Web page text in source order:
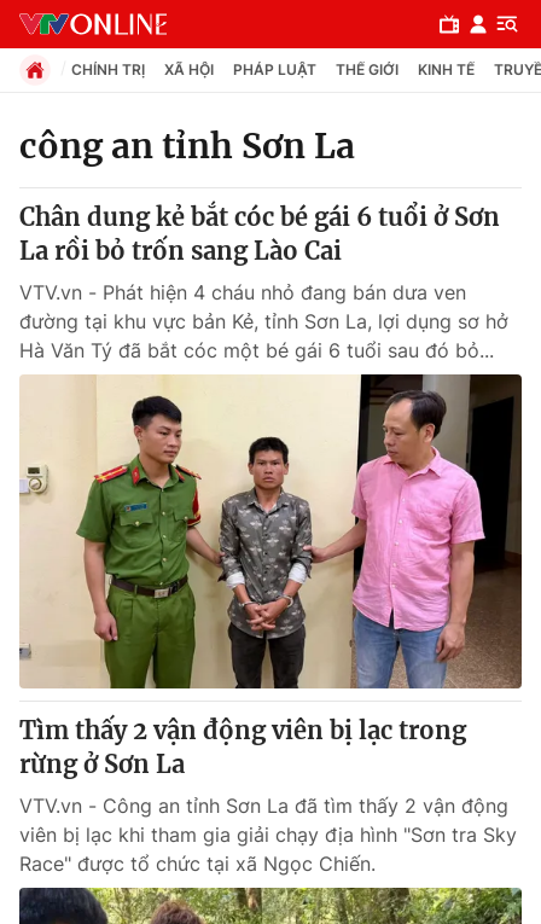
Chuyên mục
Chính trị
Xã hội
Pháp luật
Thế giới
Thế giới đó đây
Câu chuyện quốc tế
Kinh tế
Tài chính
Thị trường
Góc doanh nghiệp
Dữ liệu và đời sống
Truyền hình
Phim VTV
Hậu trường
Nhân vật
Giải trí
Điện ảnh
Âm nhạc
Đời sống
CHÍNH TRỊ XÃ HỘI PHÁP LUẬT THẾ GIỚI KINH TẾ
công an tỉnh Sơn La
Chân dung kẻ bắt cóc bé gái 6 tuổi ở Sơn
La rồi bỏ trốn sang Lào Cai
VTV.vn - Phát hiện 4 cháu nhỏ đang bán dưa ven
đường tại khu vực bản Kẻ, tỉnh Sơn La, lợi dụng sơ hở
Hà Văn Tý đã bắt cóc một bé gái 6 tuổi sau đó bỏ...
Tìm thấy 2 vận động viên bị lạc trong
rừng ở Sơn La
VTV.vn - Công an tỉnh Sơn La đã tìm thấy 2 vận động
viên bị lạc khi tham gia giải chạy địa hình "Sơn tra Sky
Race" được tổ chức tại xã Ngọc Chiến.